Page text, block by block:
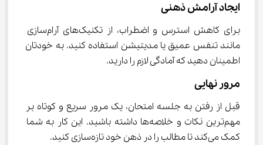
ایجاد آرامش ذهنی
برای کاهش استرس و اضطراب، از تکنیک‌های آرام‌سازی
مانند تنفس عمیق یا مدیتیشن استفاده کنید. به خودتان
اطمینان دهید که آمادگی لازم را دارید.
مرور نهایی
قبل از رفتن به جلسه امتحان، یک مرور سریع و کوتاه بر
مهم‌ترین نکات و خلاصه‌ها داشته باشید. این کار به شما
کمک می‌کند تا مطالب را در ذهن خود تازه‌سازی کنید.